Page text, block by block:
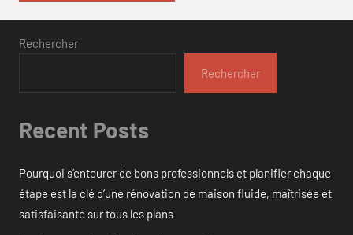
Rechercher
Rechercher
Recent Posts
Pourquoi s’entourer de bons professionnels et planifier chaque
étape est la clé d’une rénovation de maison fluide, maîtrisée et
satisfaisante sur tous les plans